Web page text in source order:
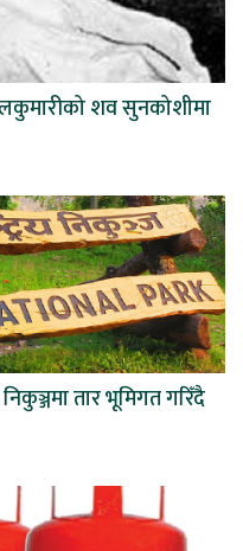
शव सुनकोशीमा
तार भूमिगत गरिँदै